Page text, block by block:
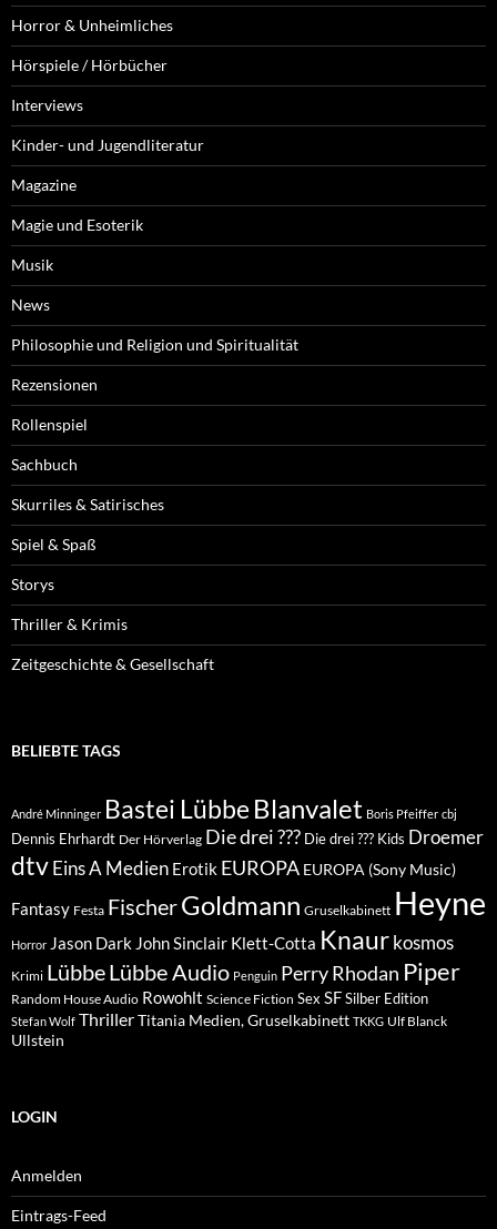
Horror & Unheimliches
Hörspiele / Hörbücher
Interviews
Kinder- und Jugendliteratur
Magazine
Magie und Esoterik
Musik
News
Philosophie und Religion und Spiritualität
Rezensionen
Rollenspiel
Sachbuch
Skurriles & Satirisches
Spiel & Spaß
Storys
Thriller & Krimis
Zeitgeschichte & Gesellschaft
BELIEBTE TAGS
André Minninger Bastei Lübbe Blanvalet Boris Pfeiffer cbj
Dennis Ehrhardt Der Hörverlag Die drei ??? Die drei ??? Kids Droemer
dtvEins A Medien Erotik EUROPA EUROPA (Sony Music)
Fantasy Festa FischerGoldmann Gruselkabinett Heyne
Horror Jason Dark John Sinclair Klett-Cotta Knaur kosmos
Krimi LübbeLübbe Audio Penguin Perry Rhodan Piper
Random House Audio Rowohlt Science Fiction Sex SFSilber Edition
Stefan Wolf ThrillerTitania Medien, Gruselkabinett TKKG Ulf Blanck
Ullstein
LOGIN
Anmelden
Eintrags-Feed